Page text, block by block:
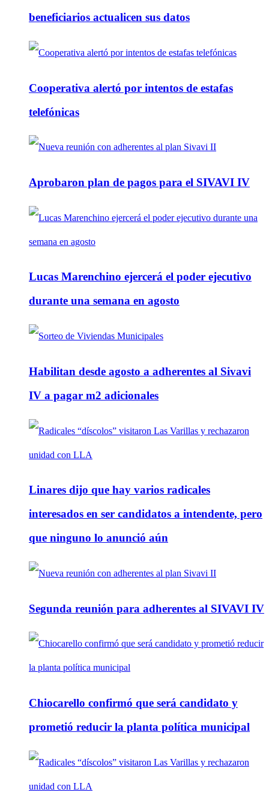
beneficiarios actualicen sus datos
Cooperativa alertó por intentos de estafas
telefónicas
Aprobaron plan de pagos para el SIVAVI IV
Lucas Marenchino ejercerá el poder ejecutivo
durante una semana en agosto
Habilitan desde agosto a adherentes al Sivavi
IV a pagar m2 adicionales
Linares dijo que hay varios radicales
interesados en ser candidatos a intendente, pero
que ninguno lo anunció aún
Segunda reunión para adherentes al SIVAVI IV
Chiocarello confirmó que será candidato y
prometió reducir la planta política municipal